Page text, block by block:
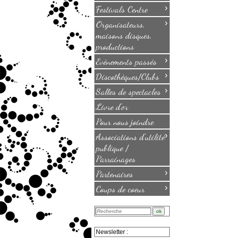
Festivals Centre ›
Organisateurs,
maisons disques,
productions
›
Evènements passés ›
Discothèques/Clubs ›
Salles de spectacles ›
Livre d'or
Pour nous joindre
Associations d'utilité
publique /
Parrainages
›
Partenaires ›
Coups de coeur ›
Newsletter :